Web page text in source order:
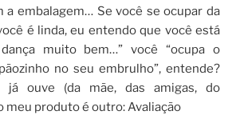
a embalagem… Se você se ocupar da
é linda, eu entendo que você está
muito bem…” você “ocupa o
no seu embrulho”, entende?
já ouve (da mãe, das amigas, do
meu produto é outro: Avaliação